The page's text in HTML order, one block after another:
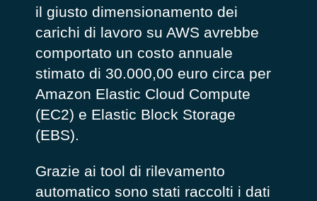
il giusto dimensionamento dei
carichi di lavoro su AWS avrebbe
comportato un costo annuale
stimato di 30.000,00 euro circa per
Amazon Elastic Cloud Compute
(EC2) e Elastic Block Storage
(EBS).
Grazie ai tool di rilevamento
automatico sono stati raccolti i dati